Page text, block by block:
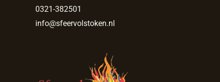
0321-382501
info@sfeervolstoken.nl